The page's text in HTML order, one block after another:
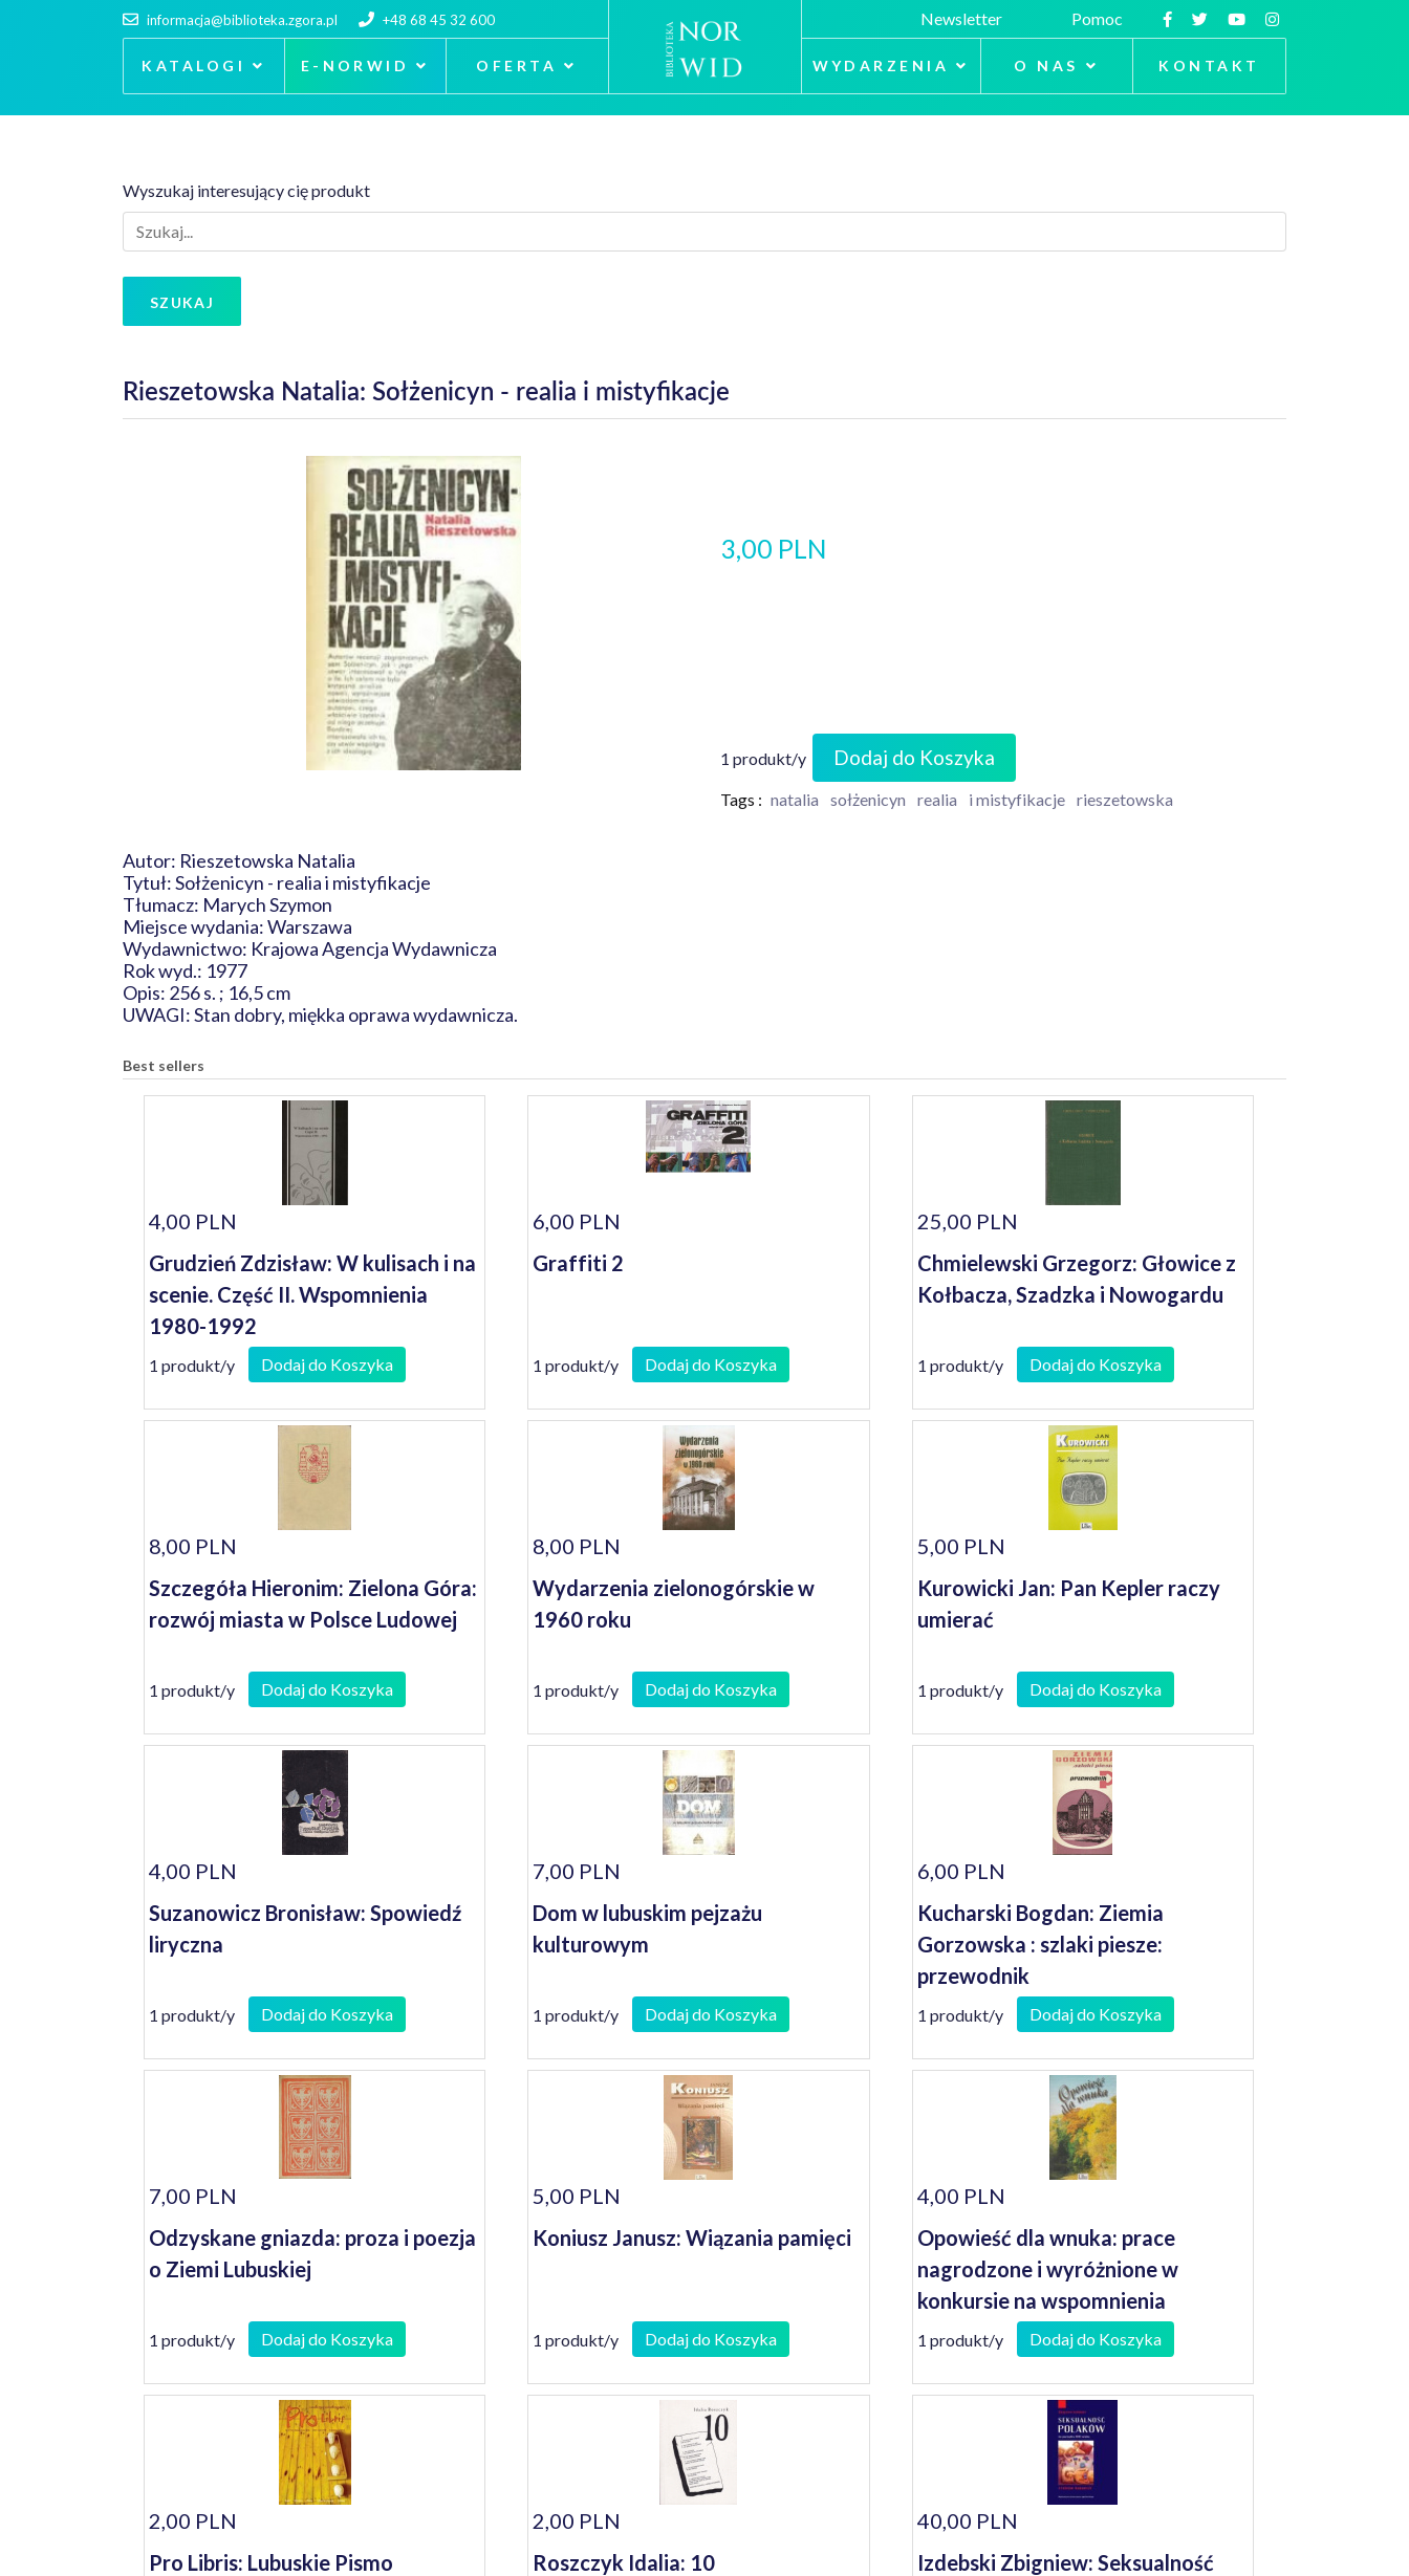
informacja@biblioteka.zgora.pl +48 68 45 32 600
KATALOGI E-NORWID OFERTA
Newsletter Pomoc
WYDARZENIA O NAS KONTAKT
Wyszukaj interesujący cię produkt
SZUKAJ
Rieszetowska Natalia: Sołżenicyn - realia i mistyfikacje
3,00 PLN
1 produkt/y Dodaj do Koszyka
Tags : natalia sołżenicyn realia i mistyfikacje rieszetowska
Autor: Rieszetowska Natalia
Tytuł: Sołżenicyn - realia i mistyfikacje
Tłumacz: Marych Szymon
Miejsce wydania: Warszawa
Wydawnictwo: Krajowa Agencja Wydawnicza
Rok wyd.: 1977
Opis: 256 s. ; 16,5 cm
UWAGI: Stan dobry, miękka oprawa wydawnicza.
Best sellers
4,00 PLN
Grudzień Zdzisław: W kulisach i na
scenie. Część II. Wspomnienia
1980-1992
1 produkt/y Dodaj do Koszyka
6,00 PLN
Graffiti 2
1 produkt/y Dodaj do Koszyka
25,00 PLN
Chmielewski Grzegorz: Głowice z
Kołbacza, Szadzka i Nowogardu
1 produkt/y Dodaj do Koszyka
8,00 PLN
Szczegóła Hieronim: Zielona Góra:
rozwój miasta w Polsce Ludowej
1 produkt/y Dodaj do Koszyka
8,00 PLN
Wydarzenia zielonogórskie w
1960 roku
1 produkt/y Dodaj do Koszyka
5,00 PLN
Kurowicki Jan: Pan Kepler raczy
umierać
1 produkt/y Dodaj do Koszyka
4,00 PLN
Suzanowicz Bronisław: Spowiedź
liryczna
1 produkt/y Dodaj do Koszyka
7,00 PLN
Dom w lubuskim pejzażu
kulturowym
1 produkt/y Dodaj do Koszyka
6,00 PLN
Kucharski Bogdan: Ziemia
Gorzowska : szlaki piesze:
przewodnik
1 produkt/y Dodaj do Koszyka
7,00 PLN
Odzyskane gniazda: proza i poezja
o Ziemi Lubuskiej
1 produkt/y Dodaj do Koszyka
5,00 PLN
Koniusz Janusz: Wiązania pamięci
1 produkt/y Dodaj do Koszyka
4,00 PLN
Opowieść dla wnuka: prace
nagrodzone i wyróżnione w
konkursie na wspomnienia
seniorów
1 produkt/y Dodaj do Koszyka
2,00 PLN
Pro Libris: Lubuskie Pismo
2,00 PLN
Roszczyk Idalia: 10
40,00 PLN
Izdebski Zbigniew: Seksualność